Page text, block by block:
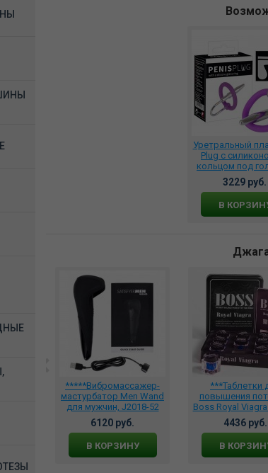
Уретральный
Plug с
кольцом под
517704
3229 руб.
В
*****Вибромассажер-
мастурбатор Men Wand
для мужчин, J2018-52
6120 руб.
В КОРЗИНУ
***Таблетки
повышения
Boss Royal Viagra
BRV-1509
4436 руб.
В